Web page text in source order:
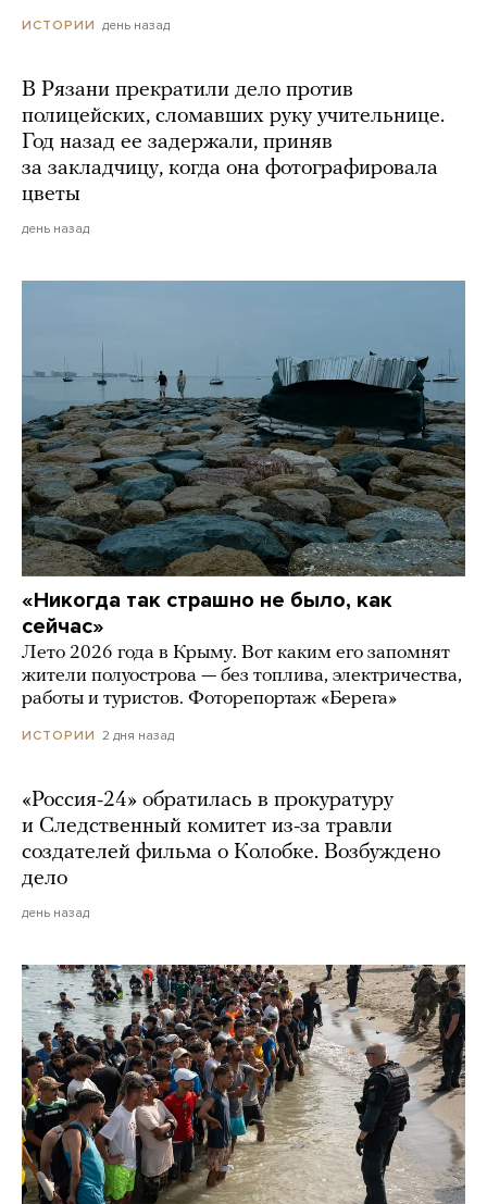
ИСТОРИИ день назад
В Рязани прекратили дело против
полицейских, сломавших руку учительнице.
Год назад ее задержали, приняв
за закладчицу, когда она фотографировала
цветы
день назад
«Никогда так страшно не было, как
сейчас»
Лето 2026 года в Крыму. Вот каким его запомнят
жители полуострова — без топлива, электричества,
работы и туристов. Фоторепортаж «Берега»
ИСТОРИИ 2 дня назад
«Россия-24» обратилась в прокуратуру
и Следственный комитет из-за травли
создателей фильма о Колобке. Возбуждено
дело
день назад